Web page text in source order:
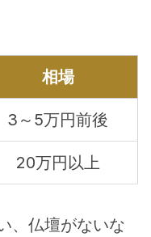
相場
3～5万円前後
20万円以上
、仏壇がないな